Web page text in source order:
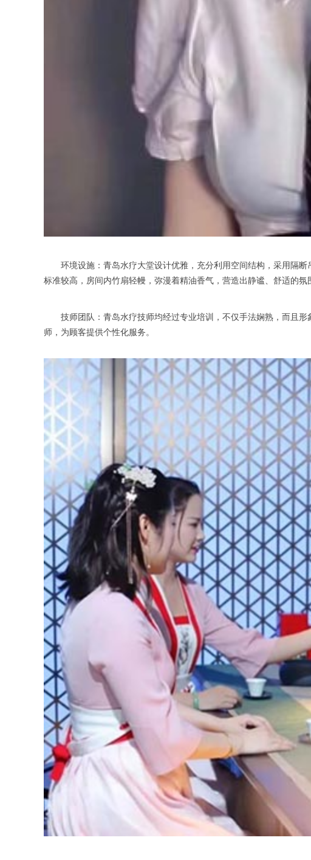
环境设施：青岛水疗大堂设计优雅，充分利用空间结构，采用隔断
标准较高，房间内竹扇轻幔，弥漫着精油香气，营造出静谧、舒适的氛
技师团队：青岛水疗技师均经过专业培训，不仅手法娴熟，而且形
师，为顾客提供个性化服务。